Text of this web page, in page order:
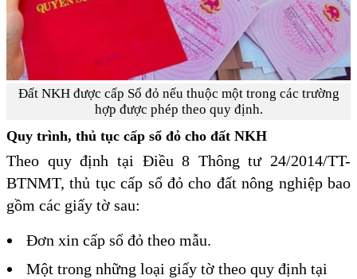
Đất NKH được cấp Sổ đỏ nếu thuộc một trong các trường
hợp được phép theo quy định.
Quy trình, thủ tục cấp sổ đỏ cho đất NKH
Theo quy định tại Điều 8 Thông tư 24/2014/TT-
BTNMT, thủ tục cấp sổ đỏ cho đất nông nghiệp bao
gồm các giấy tờ sau:
Đơn xin cấp sổ đỏ theo mẫu.
Một trong những loại giấy tờ theo quy định tại